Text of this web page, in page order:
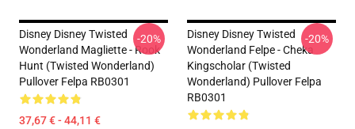
Disney Disney Twisted
Wonderland Magliette - Rook
Hunt (Twisted Wonderland)
Pullover Felpa RB0301
37,67 € - 44,11 €
-20%
Disney Disney Twisted
Wonderland Felpe - Cheka
Kingscholar (Twisted
Wonderland) Pullover Felpa
RB0301
-20%